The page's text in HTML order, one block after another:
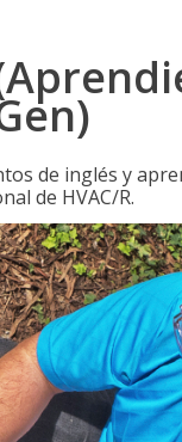
de inglés y
de HVAC/R.